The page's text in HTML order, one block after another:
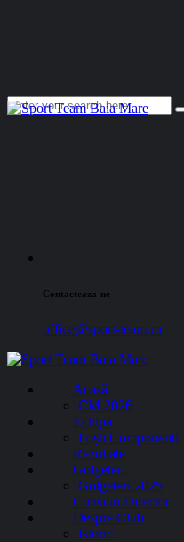
Contacteaza-ne
office@sport-team.ro
Acasă
CM 2026
Echipă
Foști Componenți
Rezultate
Golgeteri
Golgeteri 2025
Consiliu Director
Despre Club
Istoric